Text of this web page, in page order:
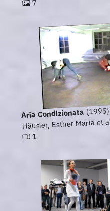
7
Aria Condizionata (1995)
Häusler, Esther Maria et
1